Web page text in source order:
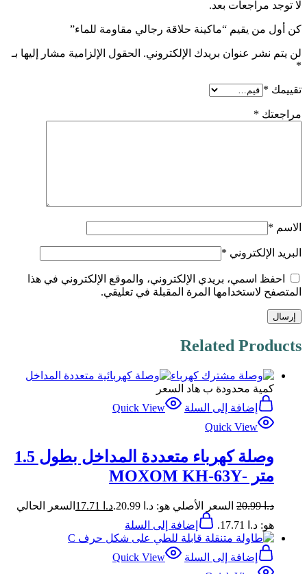
لا توجد مراجعات بعد.
كن أول من يقيم “ماكينة حلاقة رجالي مقاومة للماء”
لن يتم نشر عنوان بريدك الإلكتروني. الحقول الإلزامية مشار إليها بـ
*
تقييمك *
مراجعتك *
الاسم *
البريد الإلكتروني *
احفظ اسمي، بريدي الإلكتروني، والموقع الإلكتروني في هذا
المتصفح لاستخدامها المرة المقبلة في تعليقي.
Related Products
كمية محدودة ب هاد السعر
إضافة إلى السلة
Quick View
Quick View
وصلة كهرباء متعددة المداخل بطول 1.5
متر -MOXOM KH-63Y
د.ا20.99 السعر الأصلي هو: د.ا 20.99. د.ا
السعر الحالي
هو: د.ا 17.71.
إضافة إلى السلة
إضافة إلى السلة
Quick View